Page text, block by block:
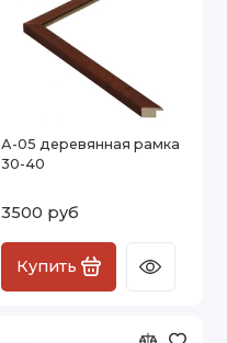
А-05 деревянная рамка
30-40
3500 руб
Купить